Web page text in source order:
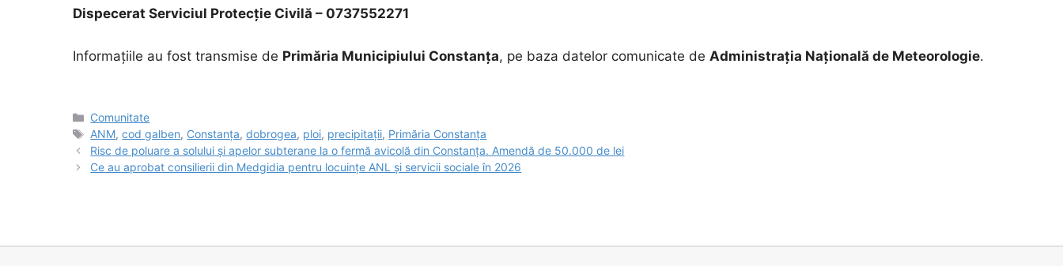
Dispecerat Serviciul Protecție Civilă – 0737552271
Informațiile au fost transmise de Primăria Municipiului Constanța, pe baza datelor comunicate de Administrația Națională de Meteorologie.
Categorii
Comunitate
Etichete
ANM,cod galben, Constanța,dobrogea, ploi, precipitații, Primăria Constanța
Risc de poluare a solului și apelor subterane la o fermă avicolă din Constanța. Amendă de 50.000 de lei
Ce au aprobat consilierii din Medgidia pentru locuințe ANL și servicii sociale în 2026